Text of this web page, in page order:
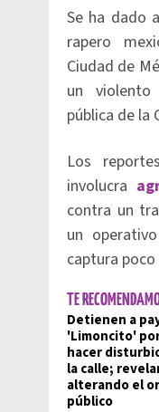
Se ha dado
rapero
Ciudad de
un
pública de la
Los
involucra
contra un
un
captura
TE
Detienen a
'Limoncito'
hacer
la calle;
alterando el
público